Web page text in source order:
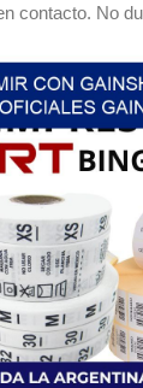
contacto. No